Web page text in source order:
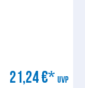
21,24 €* UVP